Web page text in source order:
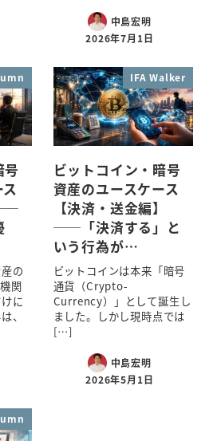
中島宏明
2026年7月1日
号
の
関
に
、
IFA Walker
ビットコイン・暗号
資産のユースケース
【決済・送金編】
──「決済する」と
いう行為が…
ビットコインは本来「暗号
通貨（Crypto-
Currency）」として誕生し
ました。しかし現時点では
[…]
中島宏明
2026年5月1日